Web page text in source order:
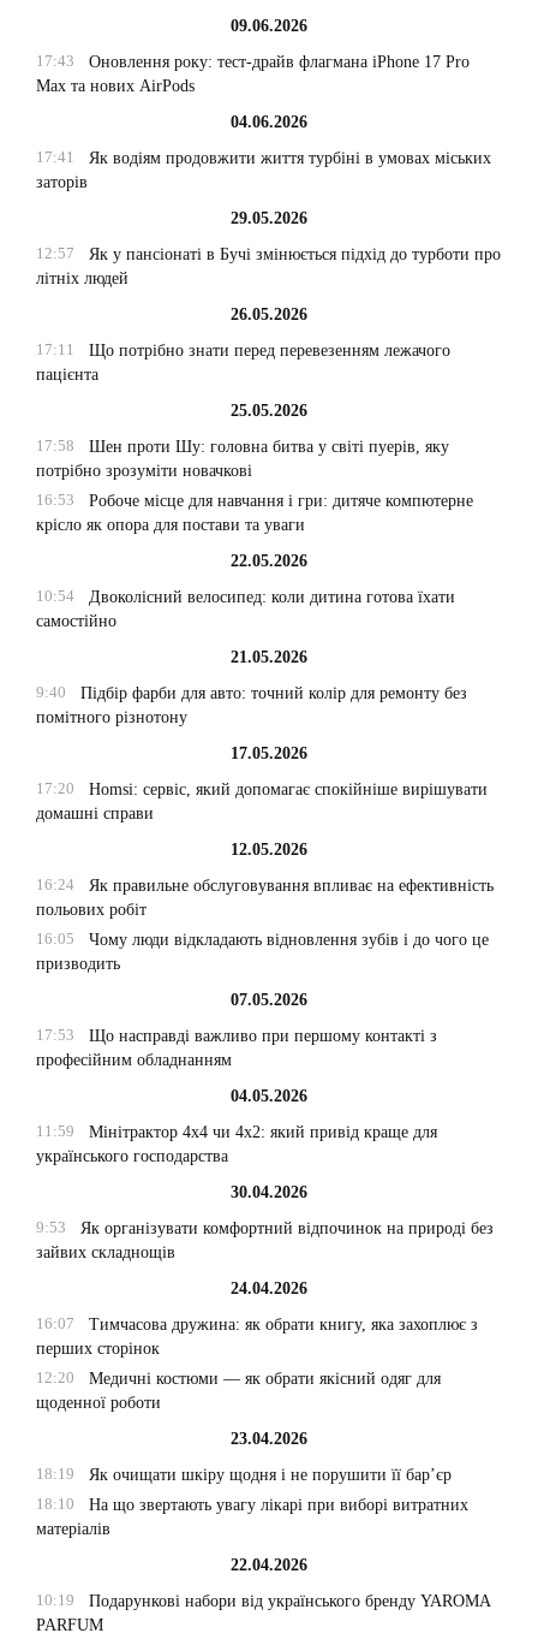
09.06.2026
17:43
Оновлення року: тест-драйв флагмана iPhone 17 Pro
Max та нових AirPods
04.06.2026
17:41
Як водіям продовжити життя турбіні в умовах міських
заторів
29.05.2026
12:57
Як у пансіонаті в Бучі змінюється підхід до турботи про
літніх людей
26.05.2026
17:11
Що потрібно знати перед перевезенням лежачого
пацієнта
25.05.2026
17:58
Шен проти Шу: головна битва у світі пуерів, яку
потрібно зрозуміти новачкові
16:53
Робоче місце для навчання і гри: дитяче компютерне
крісло як опора для постави та уваги
22.05.2026
10:54
Двоколісний велосипед: коли дитина готова їхати
самостійно
21.05.2026
9:40
Підбір фарби для авто: точний колір для ремонту без
помітного різнотону
17.05.2026
17:20
Homsi: сервіс, який допомагає спокійніше вирішувати
домашні справи
12.05.2026
16:24
Як правильне обслуговування впливає на ефективність
польових робіт
16:05
Чому люди відкладають відновлення зубів і до чого це
призводить
07.05.2026
17:53
Що насправді важливо при першому контакті з
професійним обладнанням
04.05.2026
11:59
Мінітрактор 4х4 чи 4х2: який привід краще для
українського господарства
30.04.2026
9:53
Як організувати комфортний відпочинок на природі без
зайвих складнощів
24.04.2026
16:07
Тимчасова дружина: як обрати книгу, яка захоплює з
перших сторінок
12:20
Медичні костюми — як обрати якісний одяг для
щоденної роботи
23.04.2026
18:19
Як очищати шкіру щодня і не порушити її бар’єр
18:10
На що звертають увагу лікарі при виборі витратних
матеріалів
22.04.2026
10:19
Подарункові набори від українського бренду YAROMA
PARFUM